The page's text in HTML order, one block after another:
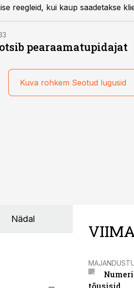
reegleid, kui kaup saadetakse
pearaamatupidajat
Kuva rohkem Seotud lugusid
Nädal
tõusisid